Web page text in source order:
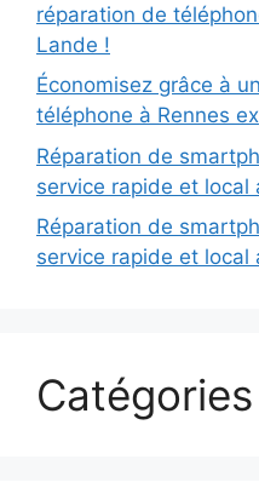
réparation de
Lande !
Économisez grâce à
téléphone à Rennes
Réparation de
service rapide et local
Réparation de
service rapide et local
Catégories